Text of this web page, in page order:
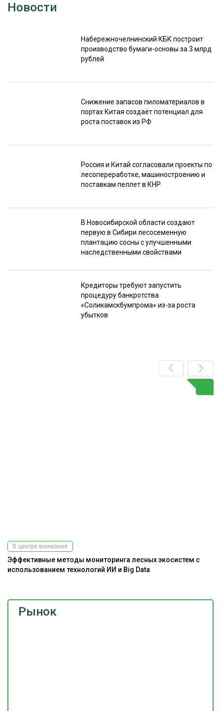
Новости
Набережночелнинский КБК построит
производство бумаги-основы за 3 млрд
рублей
Снижение запасов пиломатериалов в
портах Китая создаёт потенциал для
роста поставок из РФ
Россия и Китай согласовали проекты по
лесопереработке, машиностроению и
поставкам пеллет в КНР
В Новосибирской области создают
первую в Сибири лесосеменную
плантацию сосны с улучшенными
наследственными свойствами
Кредиторы требуют запустить
процедуру банкротства
«Соликамскбумпрома» из-за роста
убытков
Рынок
В центре внимания
Эффективные методы мониторинга лесных экосистем с
использованием технологий ИИ и Big Data